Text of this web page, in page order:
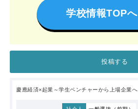
学校情報TOPへ
投稿する
慶應経済×起業～学生ベンチャーから上場企業へ